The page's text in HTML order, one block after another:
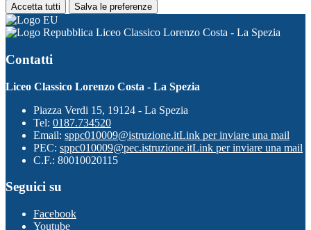
Accetta tutti Salva le preferenze
Liceo Classico Lorenzo Costa - La Spezia
Contatti
Liceo Classico Lorenzo Costa - La Spezia
Piazza Verdi 15, 19124 - La Spezia
Tel: 0187.734520
Email: sppc010009@istruzione.itLink per inviare una mail
PEC: sppc010009@pec.istruzione.itLink per inviare una mail
C.F.: 80010020115
Seguici su
Facebook
Youtube